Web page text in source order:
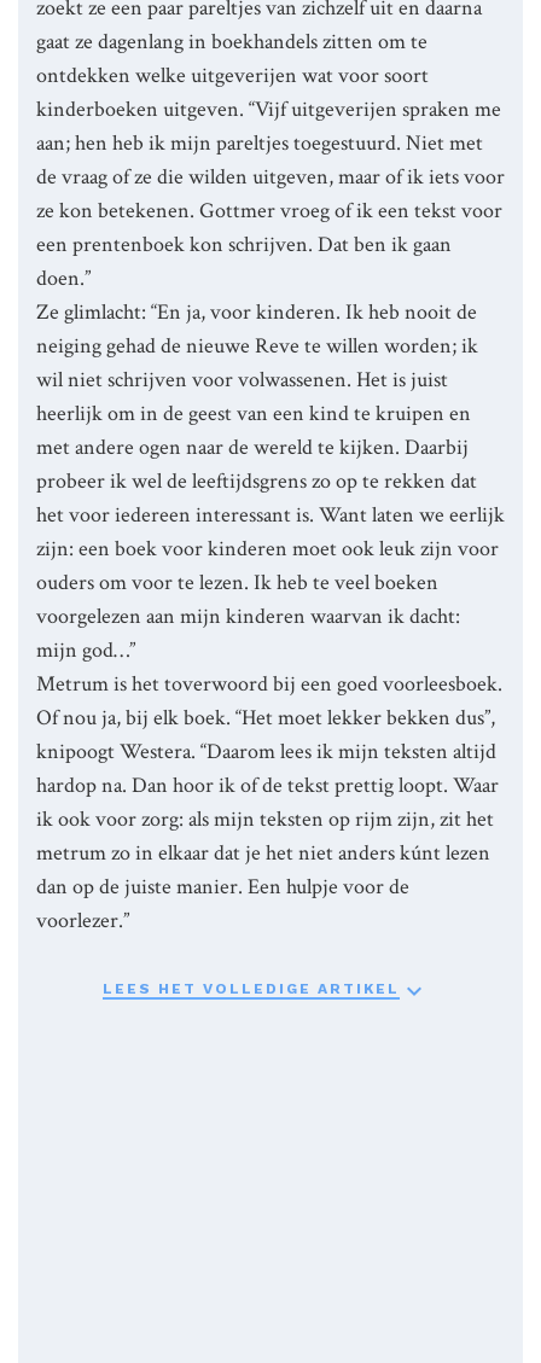
zoekt ze een paar pareltjes van zichzelf uit en daarna
gaat ze dagenlang in boekhandels zitten om te
ontdekken welke uitgeverijen wat voor soort
kinderboeken uitgeven. “Vijf uitgeverijen spraken me
aan; hen heb ik mijn pareltjes toegestuurd. Niet met
de vraag of ze die wilden uitgeven, maar of ik iets voor
ze kon betekenen. Gottmer vroeg of ik een tekst voor
een prentenboek kon schrijven. Dat ben ik gaan
doen.”
Ze glimlacht: “En ja, voor kinderen. Ik heb nooit de
neiging gehad de nieuwe Reve te willen worden; ik
wil niet schrijven voor volwassenen. Het is juist
heerlijk om in de geest van een kind te kruipen en
met andere ogen naar de wereld te kijken. Daarbij
probeer ik wel de leeftijdsgrens zo op te rekken dat
het voor iedereen interessant is. Want laten we eerlijk
zijn: een boek voor kinderen moet ook leuk zijn voor
ouders om voor te lezen. Ik heb te veel boeken
voorgelezen aan mijn kinderen waarvan ik dacht:
mijn god…”
Metrum is het toverwoord bij een goed voorleesboek.
Of nou ja, bij elk boek. “Het moet lekker bekken dus”,
knipoogt Westera. “Daarom lees ik mijn teksten altijd
hardop na. Dan hoor ik of de tekst prettig loopt. Waar
ik ook voor zorg: als mijn teksten op rijm zijn, zit het
metrum zo in elkaar dat je het niet anders kúnt lezen
dan op de juiste manier. Een hulpje voor de
voorlezer.”
LEES HET VOLLEDIGE ARTIKEL 